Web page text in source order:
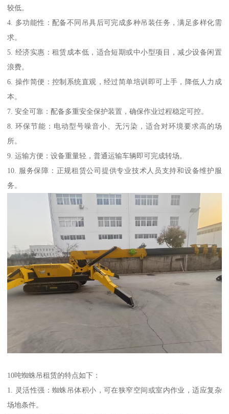
较低。
4. 多功能性：配备不同吊具后可完成多种吊装任务，满足多样化需
求。
5. 经济实惠：租赁成本低，适合短期或中小型项目，减少设备闲置
浪费。
6. 操作简便：控制系统直观，经过简单培训即可上手，降低人力成
本。
7. 安全可靠：配备多重安全保护装置，确保作业过程稳定可控。
8. 环保节能：电动型号噪音小、无污染，适合对环境要求高的场
所。
9. 运输方便：设备重量轻，普通运输车辆即可完成转场。
10. 服务保障：正规租赁公司提供专业技术人员支持和设备维护服
务。
10吨蜘蛛吊租赁的特点如下：
1. 灵活性强：蜘蛛吊体积小，可在狭窄空间或室内作业，适应复杂
场地条件。